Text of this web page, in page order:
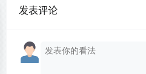
发表评论